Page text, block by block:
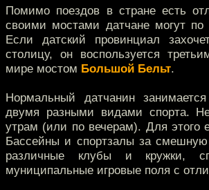
Помимо поездов в стране есть
своими мостами датчане могут по
Если датский провинциал
столицу, он воспользуется
мире мостом Большой Бельт.
Нормальный датчанин
двумя разными видами спорта.
утрам (или по вечерам). Для этого
Бассейны и спортзалы за
различные клубы и кружки,
муниципальные игровые поля с